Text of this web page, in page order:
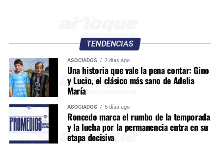
TENDENCIAS
ASOCIADOS 2 días ago
Una historia que vale la pena contar: Gino
y Lucio, el clásico más sano de Adelia
María
ASOCIADOS 5 días ago
Roncedo marca el rumbo de la temporada
y la lucha por la permanencia entra en su
etapa decisiva